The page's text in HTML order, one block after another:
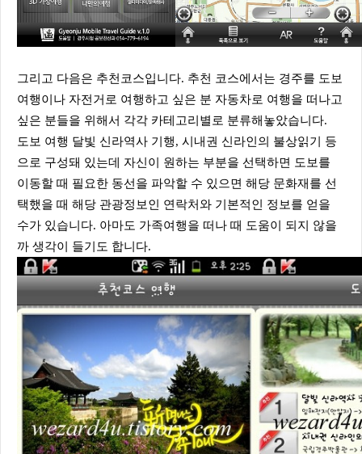
그리고 다음은 추천코스입니다. 추천 코스에서는 경주를 도보
여행이나 자전거로 여행하고 싶은 분 자동차로 여행을 떠나고
싶은 분들을 위해서 각각 카테고리별로 분류해놓았습니다.
도보 여행 달빛 신라역사 기행, 시내권 신라인의 불상읽기 등
으로 구성돼 있는데 자신이 원하는 부분을 선택하면 도보를
이동할 때 필요한 동선을 파악할 수 있으면 해당 문화재를 선
택했을 때 해당 관광정보인 연락처와 기본적인 정보를 얻을
수가 있습니다. 아마도 가족여행을 떠나 때 도움이 되지 않을
까 생각이 들기도 합니다.